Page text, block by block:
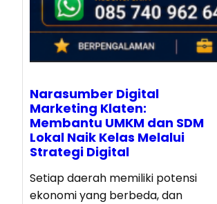
Narasumber Digital
Marketing Klaten:
Membantu UMKM dan SDM
Lokal Naik Kelas Melalui
Strategi Digital
Setiap daerah memiliki potensi
ekonomi yang berbeda, dan